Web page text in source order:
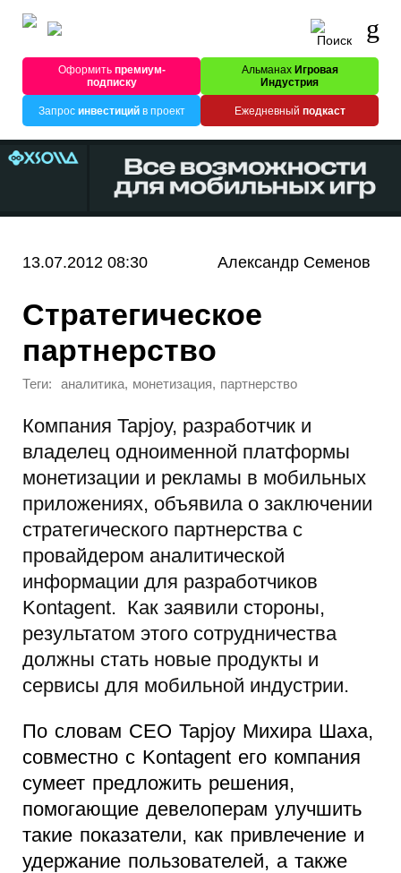
Оформитьпремиум-
подписку
Альманах Игровая
Индустрия
Запрос инвестицийв проект Ежедневный подкаст
13.07.2012 08:30 Александр Семенов
Стратегическое
партнерство
Теги: аналитика, монетизация, партнерство
Компания Tapjoy, разработчик и
владелец одноименной платформы
монетизации и рекламы в мобильных
приложениях, объявила о заключении
стратегического партнерства с
провайдером аналитической
информации для разработчиков
Kontagent. Как заявили стороны,
результатом этого сотрудничества
должны стать новые продукты и
сервисы для мобильной индустрии.
По словам CEO Tapjoy Михира Шаха,
совместно с Kontagent его компания
сумеет предложить решения,
помогающие девелоперам улучшить
такие показатели, как привлечение и
удержание пользователей, а также